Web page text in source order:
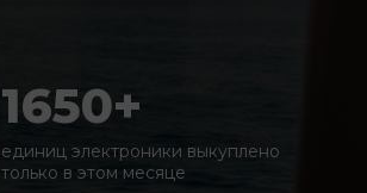
1650+
единиц электроники выкуплено
только в этом месяце